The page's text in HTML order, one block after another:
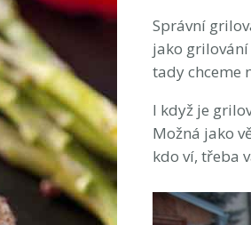
Správní
jako grilování
tady chceme
I když je
Možná jako
kdo ví, třeba